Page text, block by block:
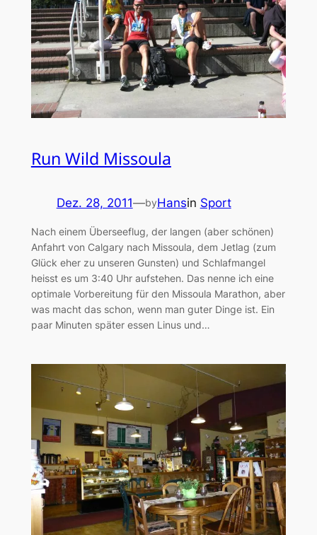
Run Wild Missoula
Dez. 28, 2011—byHansin Sport
Nach einem Überseeflug, der langen (aber schönen)
Anfahrt von Calgary nach Missoula, dem Jetlag (zum
Glück eher zu unseren Gunsten) und Schlafmangel
heisst es um 3:40 Uhr aufstehen. Das nenne ich eine
optimale Vorbereitung für den Missoula Marathon, aber
was macht das schon, wenn man guter Dinge ist. Ein
paar Minuten später essen Linus und…